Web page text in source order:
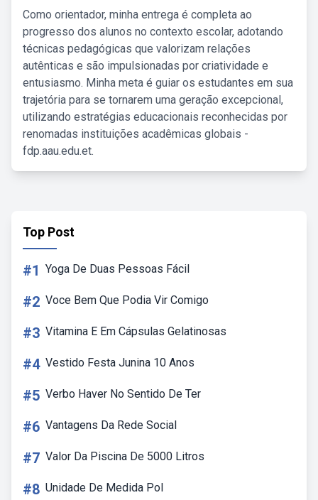
Como orientador, minha entrega é completa ao
progresso dos alunos no contexto escolar, adotando
técnicas pedagógicas que valorizam relações
autênticas e são impulsionadas por criatividade e
entusiasmo. Minha meta é guiar os estudantes em sua
trajetória para se tornarem uma geração excepcional,
utilizando estratégias educacionais reconhecidas por
renomadas instituições acadêmicas globais -
fdp.aau.edu.et.
Top Post
#1 Yoga De Duas Pessoas Fácil
#2 Voce Bem Que Podia Vir Comigo
#3 Vitamina E Em Cápsulas Gelatinosas
#4 Vestido Festa Junina 10 Anos
#5 Verbo Haver No Sentido De Ter
#6 Vantagens Da Rede Social
#7 Valor Da Piscina De 5000 Litros
#8 Unidade De Medida Pol